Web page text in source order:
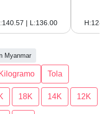
| L:136.00
Myanmar
Kilogramo Tola
18K 14K 12K